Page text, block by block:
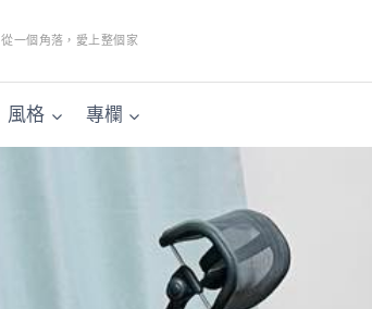
從一個角落，愛上整個家
風格 專欄